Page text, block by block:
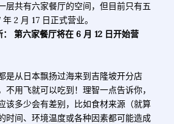
层共有六家餐厅的空间，但目前只有五
2 月 17 日正式营业。
第六家餐厅将在 6 月 12 日开始营
是从日本飘扬过海来到吉隆坡开分店
不用飞就可以吃到！理智一点告诉你，
该多少会有差别，比如食材来源（就算
时间、环境温度或各种因素都可能造成